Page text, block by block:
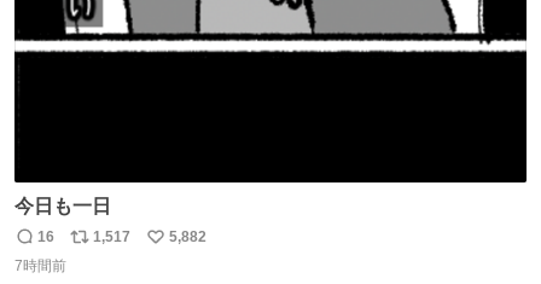
今日も一日
返
信
16
リ
1,517
い
5,882
7時間前